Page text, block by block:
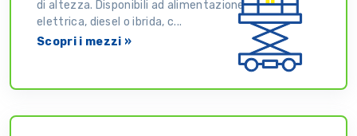
di altezza. Disponibili ad alimentazione
elettrica, diesel o ibrida, c...
Scopri i mezzi »